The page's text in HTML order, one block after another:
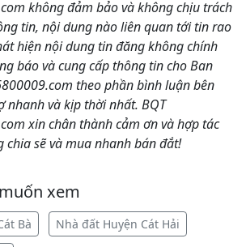
không đảm bảo và không chịu trách
tin, nội dung nào liên quan tới tin rao
hiện nội dung tin đăng không chính
báo và cung cấp thông tin cho Ban
theo phần bình luận bên
nhanh và kịp thời nhất. BQT
xin chân thành cảm ơn và hợp tác
chia sẽ và mua nhanh bán đắt!
xem
Bà Nhà đất Huyện Cát Hải